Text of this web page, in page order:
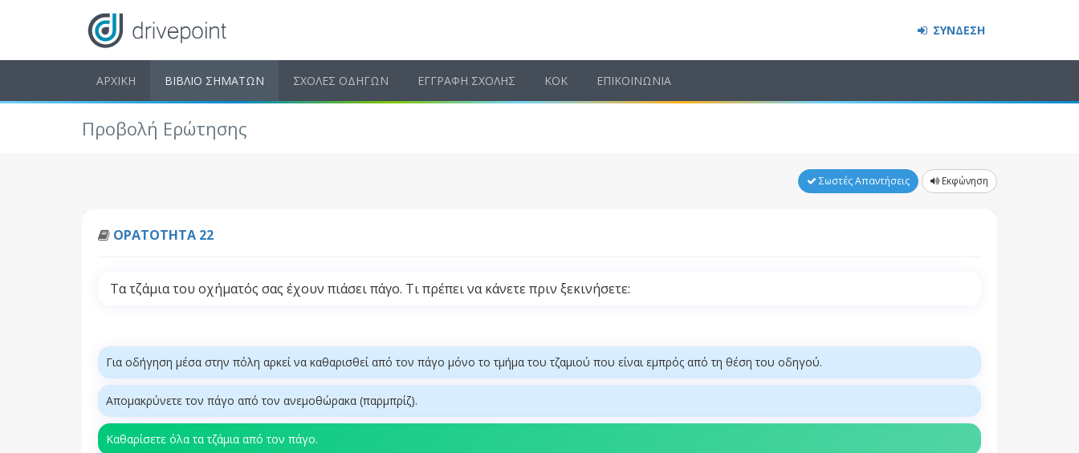
ΣΥΝΔΕΣΗ
ΑΡΧΙΚΗ ΒΙΒΛΙΟ ΣΗΜΑΤΩΝ ΣΧΟΛΕΣ ΟΔΗΓΩΝ ΕΓΓΡΑΦΗ ΣΧΟΛΗΣ ΚΟΚ ΕΠΙΚΟΙΝΩΝΙΑ
Προβολή Ερώτησης
Σωστές Απαντήσεις Εκφώνηση
ΟΡΑΤΟΤΗΤΑ 22
Τα τζάμια του οχήματός σας έχουν πιάσει πάγο. Τι πρέπει να κάνετε πριν ξεκινήσετε:
Για οδήγηση μέσα στην πόλη αρκεί να καθαρισθεί από τον πάγο μόνο το τμήμα του τζαμιού που είναι εμπρός από τη θέση του οδηγού.
Απομακρύνετε τον πάγο από τον ανεμοθώρακα (παρμπρίζ).
Καθαρίσετε όλα τα τζάμια από τον πάγο.